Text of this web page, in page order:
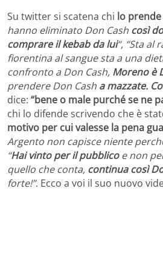
Su twitter si scatena chi lo
hanno eliminato Don Cash così
comprare il kebab da lui“, “Sta al
fiorentina al sangue sta a una
confronto a Don Cash, Moreno è
prendere Don Cash a mazzate.
dice: “bene o male purché se ne
chi lo difende scrivendo che è
motivo per cui valesse la pena
Argento non capisce niente
“Hai vinto per il pubblicoe non
quello che conta, continua così
forte!”. Ecco a voi il suo nuovo